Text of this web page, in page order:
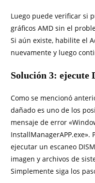
Luego puede verificar si
gráficos AMD sin el
Si aún existe, habilite el
nuevamente y luego
Solución 3: ejecute
Como se mencionó
dañado es uno de los
mensaje de error
ejecutar un escaneo
imagen y archivos de
Simplemente siga los